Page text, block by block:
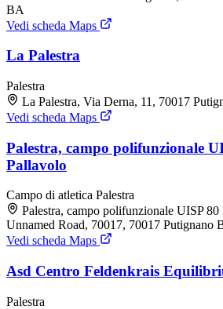
BA
Vedi scheda Maps
La Palestra
Palestra
La Palestra, Via Derna, 11, 70017
Vedi scheda Maps
Palestra, campo polifunzionale
Pallavolo
Campo di atletica Palestra
Palestra, campo polifunzionale UISP
Unnamed Road, 70017, 70017 Putignano
Vedi scheda Maps
Asd Centro Feldenkrais
Palestra